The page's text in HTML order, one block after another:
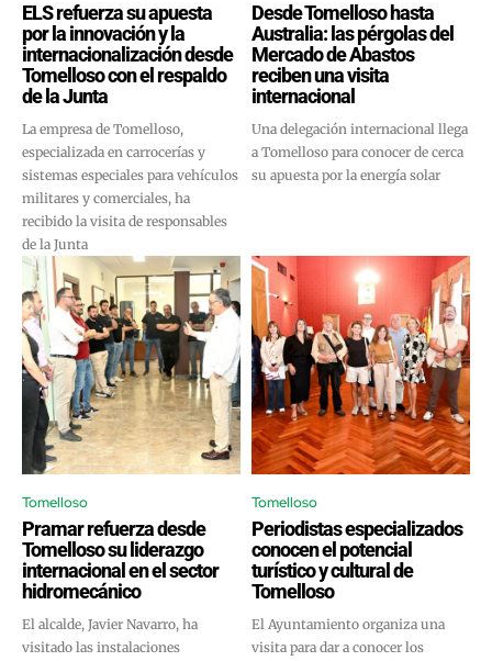
ELS refuerza su apuesta
por la innovación y la
internacionalización desde
Tomelloso con el respaldo
de la Junta
La empresa de Tomelloso,
especializada en carrocerías y
sistemas especiales para vehículos
militares y comerciales, ha
recibido la visita de responsables
de la Junta
Desde Tomelloso hasta
Australia: las pérgolas del
Mercado de Abastos
reciben una visita
internacional
Una delegación internacional llega
a Tomelloso para conocer de cerca
su apuesta por la energía solar
Tomelloso
Pramar refuerza desde
Tomelloso su liderazgo
internacional en el sector
hidromecánico
El alcalde, Javier Navarro, ha
visitado las instalaciones
Tomelloso
Periodistas especializados
conocen el potencial
turístico y cultural de
Tomelloso
El Ayuntamiento organiza una
visita para dar a conocer los